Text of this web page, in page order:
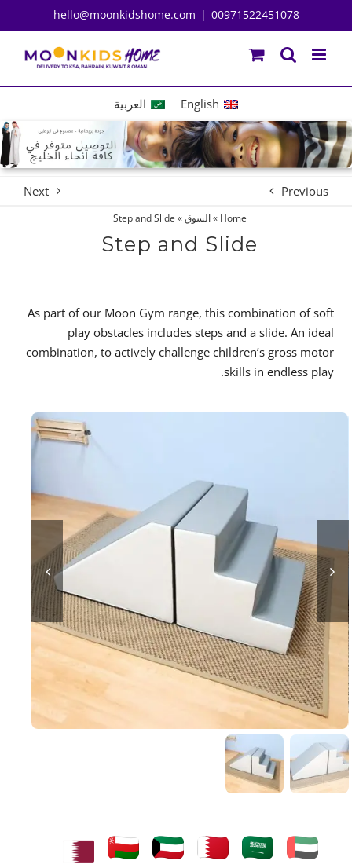
to
content
00971522451078
|
hello@moonkidshome.com
English العربية
Previous
Next
Home
»السوق»
Step and Slide
Step and Slide
As part of our Moon Gym range, this combination of soft
play obstacles includes steps and a slide. An ideal
combination, to actively challenge children’s gross motor
skills in endless play.